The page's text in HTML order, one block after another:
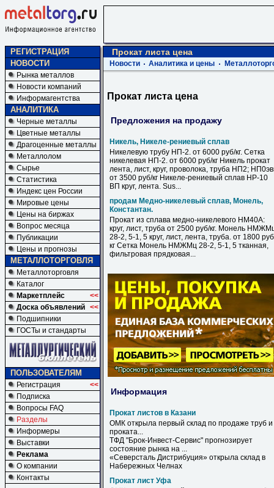
РЕГИСТРАЦИЯ
НОВОСТИ
Рынка металлов
Новости компаний
Информагентства
АНАЛИТИКА
Черные металлы
Цветные металлы
Драгоценные металлы
Металлолом
Сырье
Статистика
Индекс цен России
Мировые цены
Цены на биржах
Вопрос месяца
Публикации
Цены и прогнозы
МЕТАЛЛОТОРГОВЛЯ
Металлоторговля
Каталог
Маркетплейс
<<
Доска объявлений <<
Подшипники
ГОСТы и стандарты
ПОЛЬЗОВАТЕЛЯМ
Регистрация
<<
Подписка
Вопросы FAQ
Разделы
Информеры
Выставки
Реклама
О компании
Контакты
Прокат листа цена
Новости Аналитика и цены
Прокат листа цена
Предложения на продажу
Никель, Никеле-рениевый сплав
Никелевую трубу НП-2. от 6000 руб/кг. Сетка
никелевая НП-2. от 6000 руб/кг Никель прокат
лента, лист, круг, проволока, труба НП2;
от 3500 руб/кг Никеле-рениевый сплав НР-10
ВП круг, лента. Sus...
продам Медно-никелевый сплав, Монель,
Константан.
Прокат из сплава медно-никелевого НМ40А:
круг, лист, труба от 2500 руб/кг. Монель
28-2, 5-1, 5 круг, лист, лента, труба. от 1800
кг Сетка Монель НМЖМц 28-2, 5-1, 5 тканная,
фильтровая прядковая...
Информация
Прокат листов в Казани
ОМК открыла первый склад по продаже труб и
проката...
ТФД "Брок-Инвест-Сервис" прогнозирует
состояние рынка на ...
«Северсталь Дистрибуция» открыла склад в
Набережных Челнах
Прокат лист Уфа